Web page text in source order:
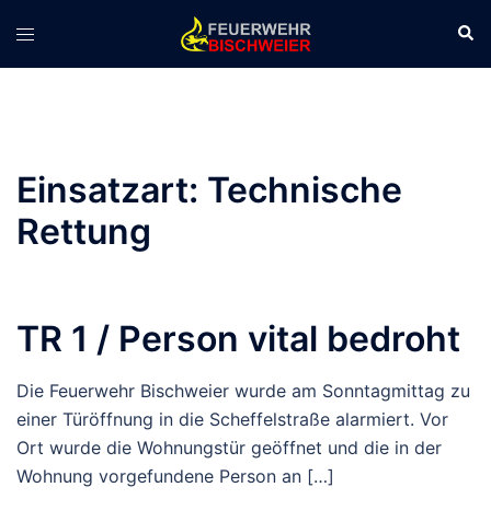
Inhalt
springen
Menü
Einsatzart: Technische
Rettung
TR 1 / Person vital bedroht
Die Feuerwehr Bischweier wurde am Sonntagmittag zu
einer Türöffnung in die Scheffelstraße alarmiert. Vor
Ort wurde die Wohnungstür geöffnet und die in der
Wohnung vorgefundene Person an […]